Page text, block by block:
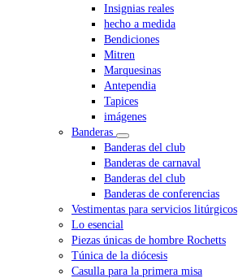
Insignias reales
hecho a medida
Bendiciones
Mitren
Marquesinas
Antependia
Tapices
imágenes
Banderas
Banderas del club
Banderas de carnaval
Banderas del club
Banderas de conferencias
Vestimentas para servicios litúrgicos
Lo esencial
Piezas únicas de hombre Rochetts
Túnica de la diócesis
Casulla para la primera misa